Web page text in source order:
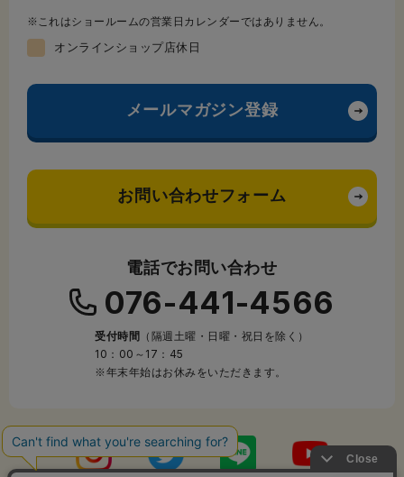
これはショールームの営業日カレンダーではありません。
オンラインショップ店休日
メールマガジン登録
お問い合わせフォーム
電話でお問い合わせ
076-441-4566
受付時間
（隔週土曜・日曜・祝日を除く）
10：00～17：45
※年末年始はお休みをいただきます。